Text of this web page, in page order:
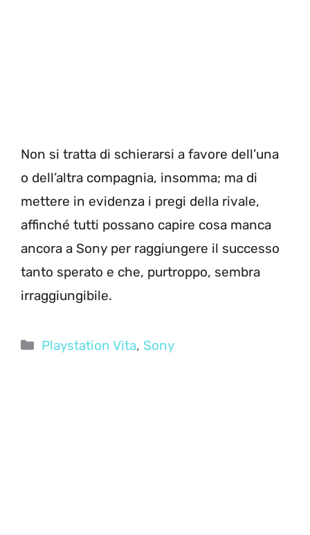
Non si tratta di schierarsi a favore dell’una
o dell’altra compagnia, insomma; ma di
mettere in evidenza i pregi della rivale,
affinché tutti possano capire cosa manca
ancora a Sony per raggiungere il successo
tanto sperato e che, purtroppo, sembra
irraggiungibile.
Categorie
Playstation Vita, Sony